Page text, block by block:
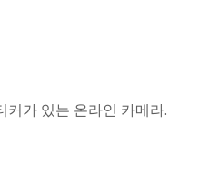
커가 있는 온라인 카메라.